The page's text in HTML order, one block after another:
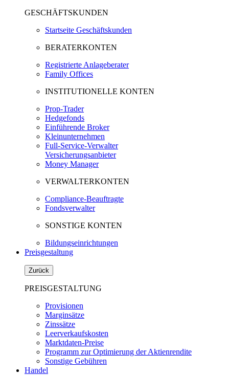
GESCHÄFTSKUNDEN
Startseite Geschäftskunden
BERATERKONTEN
Registrierte Anlageberater
Family Offices
INSTITUTIONELLE KONTEN
Prop-Trader
Hedgefonds
Einführende Broker
Kleinunternehmen
Full-Service-Verwalter
Versicherungsanbieter
Money Manager
VERWALTERKONTEN
Compliance-Beauftragte
Fondsverwalter
SONSTIGE KONTEN
Bildungseinrichtungen
Preisgestaltung
Zurück
PREISGESTALTUNG
Provisionen
Marginsätze
Zinssätze
Leerverkaufskosten
Marktdaten-Preise
Programm zur Optimierung der Aktienrendite
Sonstige Gebühren
Handel